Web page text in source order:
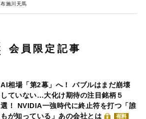
布施川天馬
会員限定記事
AI相場「第2幕」へ！ バブルはまだ崩壊
していない…大化け期待の注目銘柄５
選！ NVIDIA一強時代に終止符を打つ「誰
もが知っている」あの会社とは
有料